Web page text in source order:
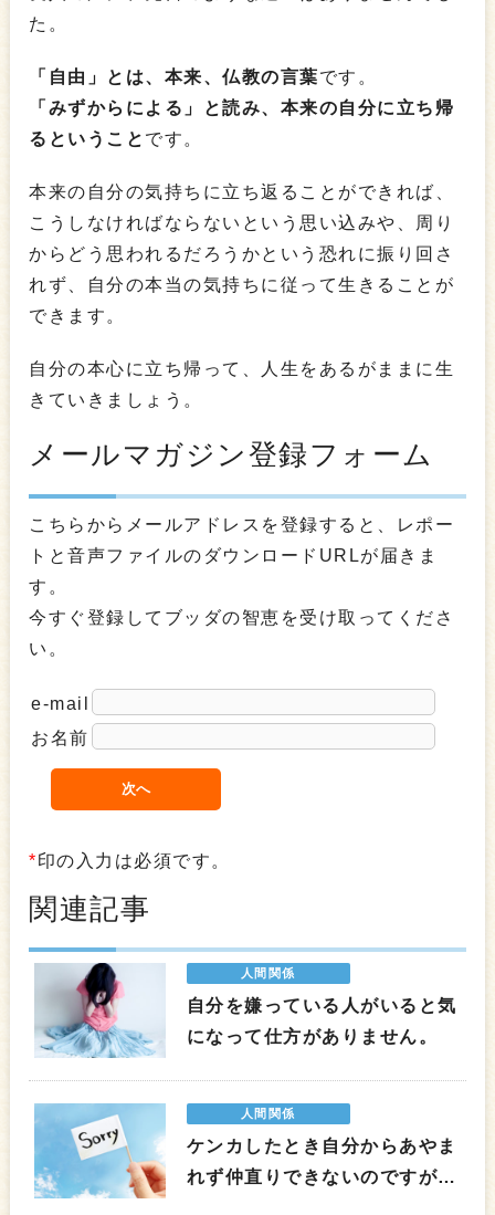
た。
「自由」とは、本来、仏教の言葉です。
「みずからによる」と読み、本来の自分に立ち帰
るということ です。
本来の自分の気持ちに立ち返ることができれば、
こうしなければならないという思い込みや、周り
からどう思われるだろうかという恐れに振り回さ
れず、自分の本当の気持ちに従って生きることが
できます。
自分の本心に立ち帰って、人生をあるがままに生
きていきましょう。
メールマガジン登録フォーム
こちらからメールアドレスを登録すると、レポー
トと音声ファイルのダウンロードURLが届きま
す。
今すぐ登録してブッダの智恵を受け取ってくださ
い。
e-mail
お名前
*印の入力は必須です。
関連記事
人間関係
自分を嫌っている人がいると気
になって仕方がありません。
人間関係
ケンカしたとき自分からあやま
れず仲直りできないのですが…